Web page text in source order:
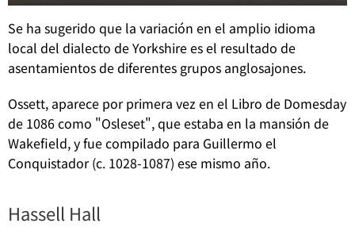
Se ha sugerido que la variación en el amplio idioma
local del dialecto de Yorkshire es el resultado de
asentamientos de diferentes grupos anglosajones.
Ossett, aparece por primera vez en el Libro de Domesday
de 1086 como "Osleset", que estaba en la mansión de
Wakefield, y fue compilado para Guillermo el
Conquistador (c. 1028-1087) ese mismo año.
Hassell Hall